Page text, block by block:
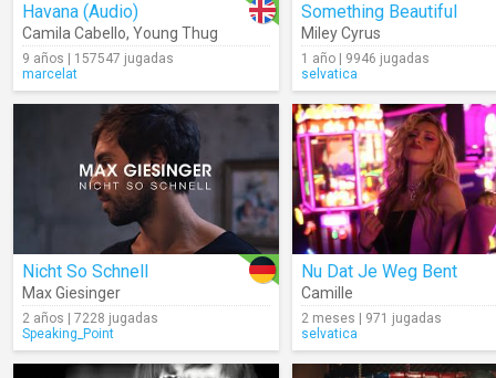
Havana (Audio)
Camila Cabello, Young Thug
9 años | 157547 jugadas
marcelat
Something Beautiful
Miley Cyrus
1 año | 9946 jugadas
selvatica
Nicht So Schnell
Max Giesinger
2 años | 7228 jugadas
Speaking_Point
Nu Dat Je Weg Bent
Camille
2 meses | 971 jugadas
selvatica